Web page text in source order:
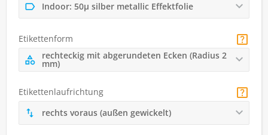
Indoor: 50µ silber metallic Effektfolie
Etikettenform
rechteckig mit abgerundeten Ecken (Radius 2
mm)
Etikettenlaufrichtung
rechts voraus (außen gewickelt)